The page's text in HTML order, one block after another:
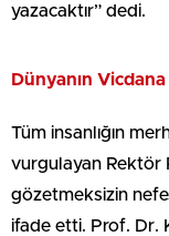
yazacaktır” dedi.
Dünyanın
Tüm insanlığın
vurgulayan Rektör
gözetmeksizin
ifade etti. Prof. Dr.